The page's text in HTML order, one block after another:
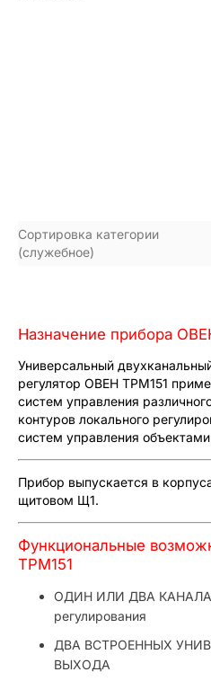
Сортировка категории
(служебное)
Назначение прибора
Универсальный
регулятор ОВЕН ТРМ151
систем управления
контуров локального
систем управления
Прибор выпускается в
щитовом Щ1.
Функциональные
ТРМ151
ОДИН ИЛИ ДВА КАНАЛА
регулирования
ДВА ВСТРОЕННЫХ
ВЫХОДА